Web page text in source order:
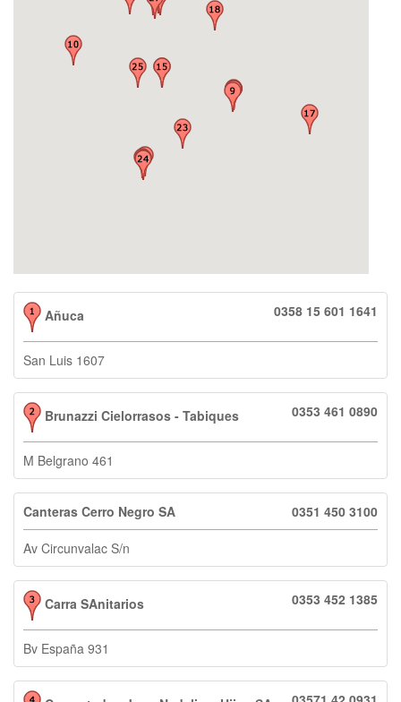
Añuca 0358 15 601 1641
San Luis 1607
Brunazzi Cielorrasos - Tabiques 0353 461 0890
M Belgrano 461
Canteras Cerro Negro SA 0351 450 3100
Av Circunvalac S/n
Carra SAnitarios 0353 452 1385
Bv España 931